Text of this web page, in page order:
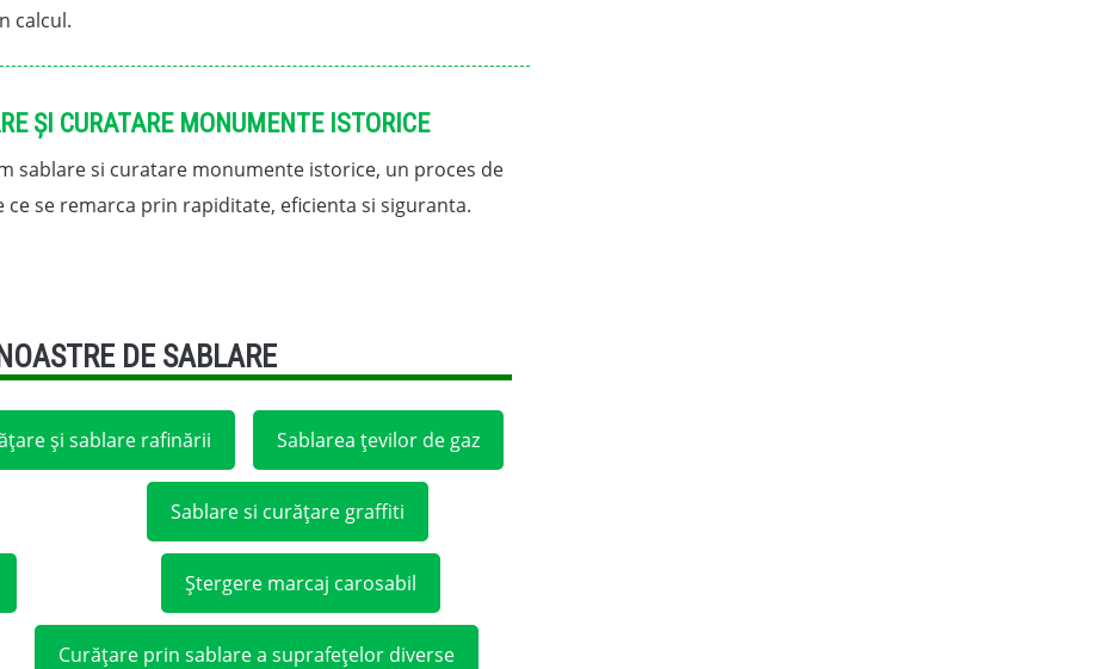
calcul.
ȘI CURATARE MONUMENTE ISTORICE
sablare si curatare monumente istorice, un proces de
ce se remarca prin rapiditate, eficienta si siguranta.
DE SABLARE
și sablare rafinării Sablarea țevilor de gaz
Sablare si curățare graffiti
Ștergere marcaj carosabil
Curățare prin sablare a suprafețelor diverse